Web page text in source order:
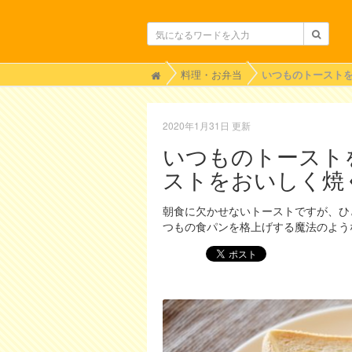
H
o
m
料理・お弁当
2020年1月31日 更新
いつものトース
ストをおいしく
朝食に欠かせないトーストですが、
つもの食パンを格上げする魔法のよ